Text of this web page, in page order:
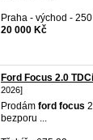
Praha - východ -
20 000 Kč
Ford Focus 2.0
2026]
Prodám ford focus
bezporu ...